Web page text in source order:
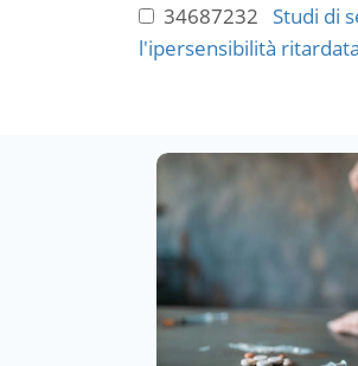
34687232 Studi di
l'ipersensibilità